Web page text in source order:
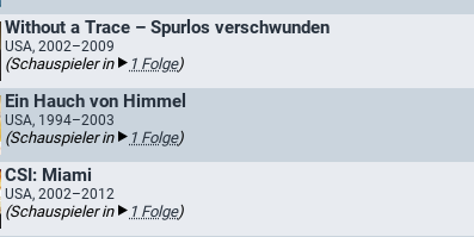
Without a Trace – Spurlos verschwunden
USA, 2002–2009
(Schauspieler in 1 Folge)
Ein Hauch von Himmel
USA, 1994–2003
(Schauspieler in 1 Folge)
CSI: Miami
USA, 2002–2012
(Schauspieler in 1 Folge)